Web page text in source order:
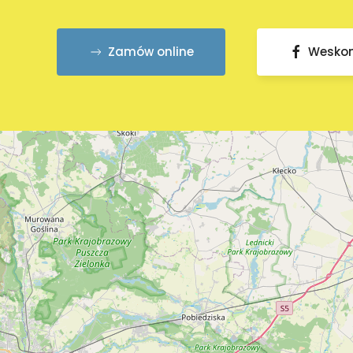
Zamów online